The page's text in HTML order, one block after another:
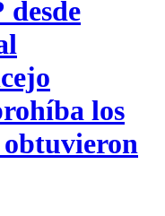
desde
los
obtuvieron